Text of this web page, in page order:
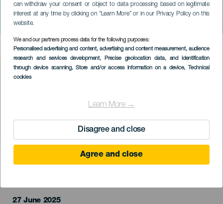
can withdraw your consent or object to data processing based on legitimate
interest at any time by clicking on “Learn More” or in our Privacy Policy on this
website.
We and our partners process data for the following purposes:
Personalised advertising and content, advertising and content measurement, audience
research and services development, Precise geolocation data, and identification
through device scanning, Store and/or access information on a device, Technical
cookies
Learn More →
Disagree and close
Agree and close
La Traviata
LANZAROTE
Imagen
Listado
27 June 2025